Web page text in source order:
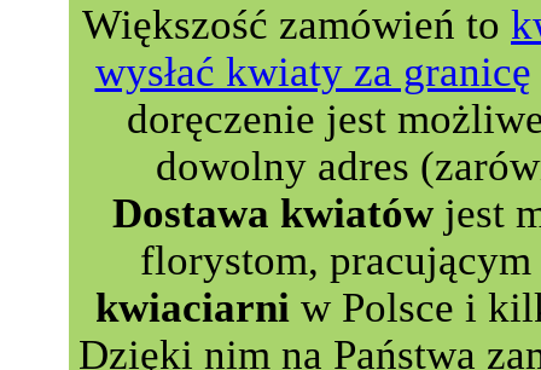
Większość zamówień to
wysłać kwiaty za granicę
doręczenie jest
dowolny adres
Dostawa kwiatów jest
florystom,
kwiaciarni w Polsce i
Dzięki nim na Państwa